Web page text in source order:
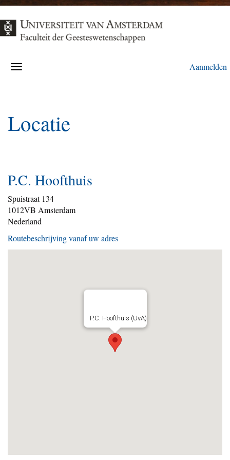
Aanmelden
Locatie
P.C. Hoofthuis
Spuistraat 134
1012VB Amsterdam
Nederland
Routebeschrijving vanaf uw adres
P.C. Hoofthuis (UvA)